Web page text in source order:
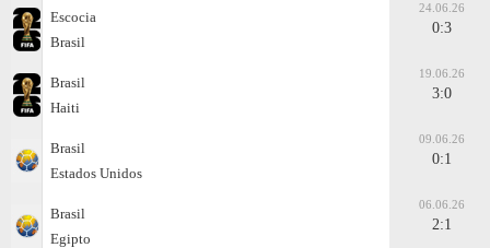
Escocia
Brasil
24.06.26
0:3
Brasil
Haiti
19.06.26
3:0
Brasil
Estados Unidos
09.06.26
0:1
Brasil
Egipto
06.06.26
2:1